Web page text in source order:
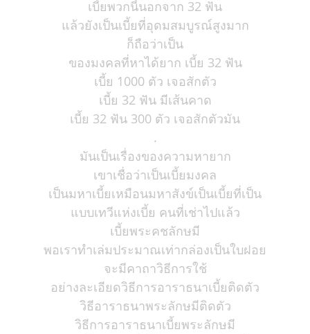
เบี้ยพวกนี้นอกจาก 32 ฟัน
แล้วยังเป็นเบี้ยที่อุดมสมบูรณ์สูงมาก
ก็ถือว่าเป็น
ของมงคลที่หาได้ยาก เบี้ย 32 ฟัน
เบี้ย 1000 ตัว เจอสักตัว
เบี้ย 32 ฟัน มีเส้นคาด
เบี้ย 32 ฟัน 300 ตัว เจอสักตัวมัน
.
มันเป็นเรื่องของความหายาก
เขาเชื่อว่าเป็นเบี้ยมงคล
เป็นมหาเบี้ยเหมือนมหาสังข์เป็นเบี้ยที่เป็น
แบบเทวีแห่งเบี้ย คนที่เช่าไปแล้ว
เบี้ยพระคชลักษมี
พอเราทำเล่มประมาณเท่ากล่องเป็นใบฝอย
จะมีคาถาวิธีการใช้
อย่างละเอียดวิธีการอาราธนาเบี้ยติดตัว
วิธีอาราธนาพระลักษมีติดตัว
วิธีการอาราธนาเบี้ยพระลักษมี